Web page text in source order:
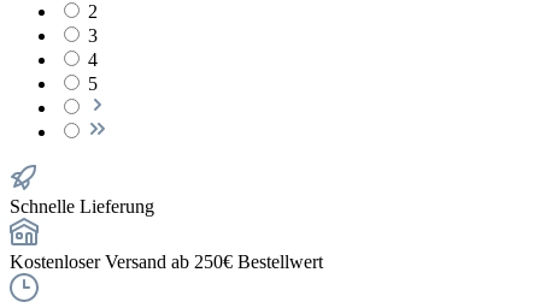
2
3
4
5
Schnelle Lieferung
Kostenloser Versand ab 250€ Bestellwert